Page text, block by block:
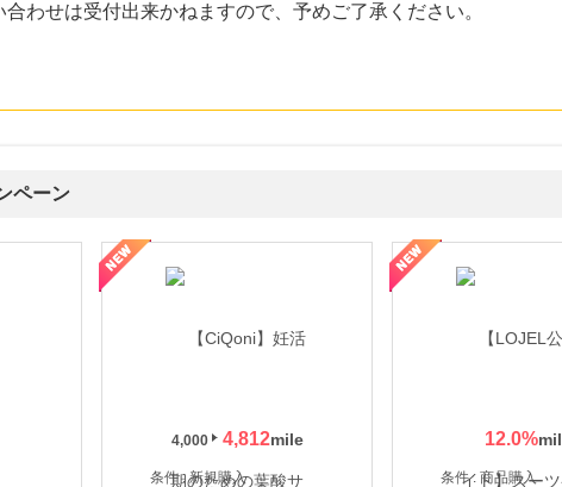
わせは受付出来かねますので、予めご了承ください。
ペーン
4,000 4,812
条件 : 新規購入
12.0%
条件 : 商品購入
ス・バッグ
ブ】創業70年の信頼と高価買取を実現！ブランド品・貴金属の無料査定